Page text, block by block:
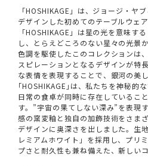
「HOSHIKAGE」は、ジョージ・ヤ
デザインした初めてのテーブルウェア
「HOSHIKAGE」は星の光を意味す
し、とらえどころのない星々の光景
色調を駆使したこのコレクションは
スピレーションとなるデザインが特
な表情を表現することで、銀河の美
｢HOSHIKAGE｣は、私たちを神秘的
日常の食卓が同時に存在しているこ
す。”宇宙の果てしない深み”を表現
感の窯変釉と独自の加飾技術をさま
デザインに奥深さを出しました。生
レミアムホワイト」を採用し、プリ
プさと耐久性も兼ね備えた、新しい